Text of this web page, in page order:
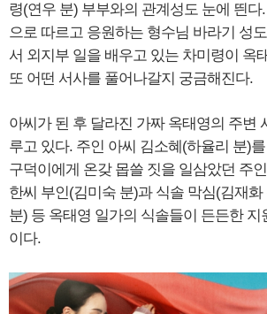
령(연우 분) 부부와의 관계성도 눈에 띈다
으로 따르고 응원하는 형수님 바라기 성
서 외지부 일을 배우고 있는 차미령이 옥
또 어떤 서사를 풀어나갈지 궁금해진다.
아씨가 된 후 달라진 가짜 옥태영의 주변
루고 있다. 주인 아씨 김소혜(하율리 분)
구덕이에게 온갖 몹쓸 짓을 일삼았던 주
한씨 부인(김미숙 분)과 식솔 막심(김재
분) 등 옥태영 일가의 식솔들이 든든한 지
이다.